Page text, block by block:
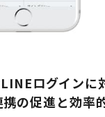
ログイン
の促進と効率